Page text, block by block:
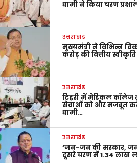
धामी ने किया चरण
उत्तराखंड
मुख्यमंत्री ने विभिन्न
करोड़ की वित्तीय
उत्तराखंड
टिहरी में मेडिकल कॉलेज
सेवाओं को और मजबूत
धामी…
उत्तराखंड
‘जन-जन की सरकार,
दूसरे चरण में 1.34 लाख